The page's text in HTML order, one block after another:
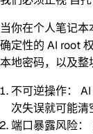
当你在个人笔记
确定性的 AI root
本地密码，以及整
不可逆操作：
次失误就可能清
端口暴露风险：